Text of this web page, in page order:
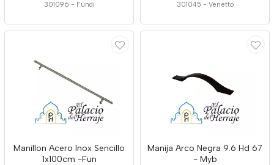
301096 - Fundi 301045 - Venetto
Manillon Acero Inox Sencillo
1x100cm -Fun
Manija Arco Negra 9.6 Hd 67
- Myb